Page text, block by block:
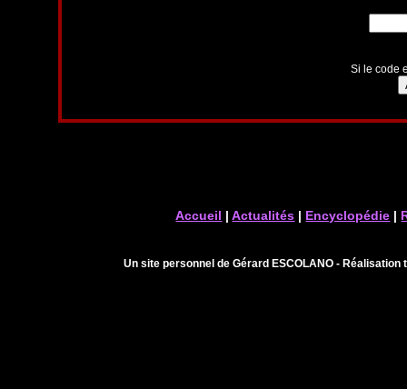
Si le code
Accueil |Actualités | Encyclopédie |
Un site personnel de Gérard ESCOLANO -